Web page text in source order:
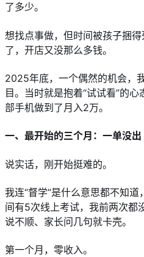
了多少。
想找点事做，但时间被孩子捆
了，开店又没那么多钱。
2025年底，一个偶然的机会，
目。当时就是抱着“试试看”的
部手机做到了月入2万。
一、最开始的三个月：一单没出
说实话，刚开始挺难的。
我连“督学”是什么意思都不知
间有5次线上考试，我前两次都
说不顺、家长问几句就卡壳。
第一个月，零收入。